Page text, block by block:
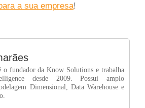
a sua empresa!
o fundador da Know Solutions e trabalha
desde 2009. Possui amplo
Dimensional, Data Warehouse e